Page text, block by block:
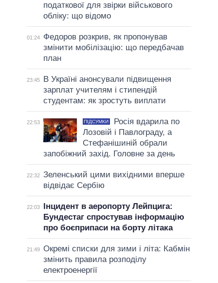
податкової для звірки військового
обліку: що відомо
01:24
Федоров розкрив, як пропонував
змінити мобілізацію: що передбачав
план
23:45
В Україні анонсували підвищення
зарплат учителям і стипендій
студентам: як зростуть виплати
22:53 ПІДСУМКИ
Росія вдарила по
Лозовій і Павлограду, а
Стефанішиній обрали
запобіжний захід. Головне за день
22:32 Зеленський цими вихідними вперше
відвідає Сербію
22:03
Інцидент в аеропорту Лейпцига:
Бундестаг спростував інформацію
про боєприпаси на борту літака
21:49 Окремі списки для зими і літа: Кабмін
змінить правила розподілу
електроенергії